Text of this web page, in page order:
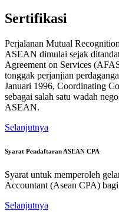
Sertifikasi
Perjalanan Mutual
ASEAN dimulai sejak
Agreement on Services
tonggak perjanjian
Januari 1996, Coordinating
sebagai salah satu wadah
ASEAN.
Selanjutnya
Syarat Pendaftaran ASEAN CPA
Syarat untuk memperoleh
Accountant (Asean CPA)
Selanjutnya